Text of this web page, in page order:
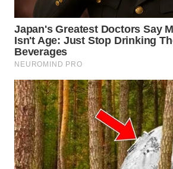
WN
SULSEL
WN
GORONTALO
WN
SULUT
WN
MALUKU